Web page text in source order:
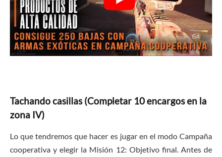
Tachando casillas (Completar 10 encargos en la
zona IV)
Lo que tendremos que hacer es jugar en el modo Campaña
cooperativa y elegir la Misión 12: Objetivo final. Antes de